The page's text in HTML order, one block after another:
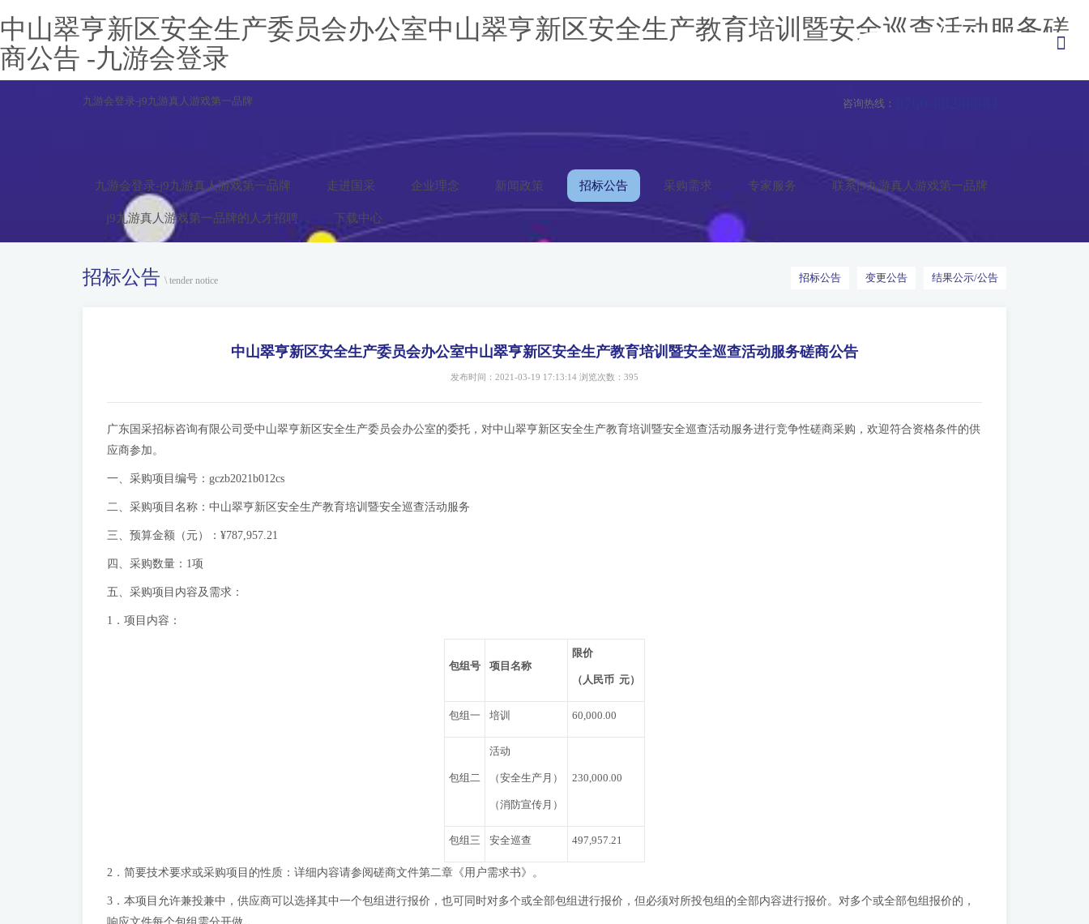
中山翠亨新区安全生产委员会办公室中山翠亨新区安全生产教育培训暨安全巡查活动服务磋
商公告 -九游会登录
九游会登录-j9九游真人游戏第一品牌 咨询热线：
九游会登录-j9九游真人游戏第一品牌 走进国采 企业理念 新闻政策 招标公告 采购需求 专家服务 联系j9九游真人游戏第一品牌
j9九游真人游戏第一品牌的人才招聘 下载中心
招标公告 \ tender notice 招标公告 变更公告 结果公示/公告
中山翠亨新区安全生产委员会办公室中山翠亨新区安全生产教育培训暨安全巡查活动服务磋商公告
发布时间：2021-03-19 17:13:14 浏览次数：395
广东国采招标咨询有限公司受中山翠亨新区安全生产委员会办公室的委托，对中山翠亨新区安全生产教育培训暨安全巡查活动服务进行竞争性磋商采购，欢迎符合资格条件的供
应商参加。
一、采购项目编号：gczb2021b012cs
二、采购项目名称：中山翠亨新区安全生产教育培训暨安全巡查活动服务
三、预算金额（元）：¥787,957.21
四、采购数量：1项
五、采购项目内容及需求：
1．项目内容：
包组号 项目名称
限价
（人民币 元）
包组一 培训 60,000.00
包组二
活动
（安全生产月）
（消防宣传月）
230,000.00
包组三 安全巡查 497,957.21
2．简要技术要求或采购项目的性质：详细内容请参阅磋商文件第二章《用户需求书》。
3．本项目允许兼投兼中，供应商可以选择其中一个包组进行报价，也可同时对多个或全部包组进行报价，但必须对所投包组的全部内容进行报价。对多个或全部包组报价的，